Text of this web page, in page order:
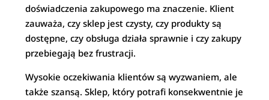
doświadczenia zakupowego ma znaczenie. Klient
zauważa, czy sklep jest czysty, czy produkty są
dostępne, czy obsługa działa sprawnie i czy zakupy
przebiegają bez frustracji.
Wysokie oczekiwania klientów są wyzwaniem, ale
także szansą. Sklep, który potrafi konsekwentnie je